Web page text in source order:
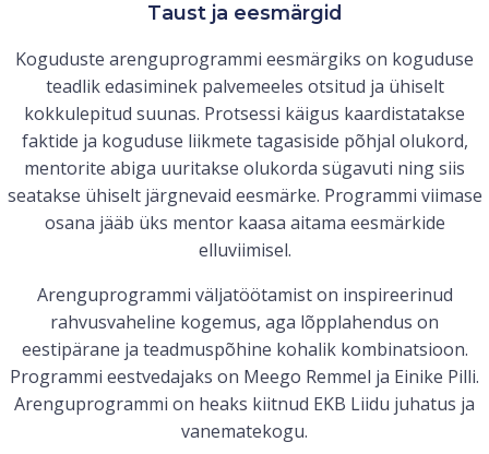
Taust ja eesmärgid
Koguduste arenguprogrammi eesmärgiks on koguduse
teadlik edasiminek palvemeeles otsitud ja ühiselt
kokkulepitud suunas. Protsessi käigus kaardistatakse
faktide ja koguduse liikmete tagasiside põhjal olukord,
mentorite abiga uuritakse olukorda sügavuti ning siis
seatakse ühiselt järgnevaid eesmärke. Programmi viimase
osana jääb üks mentor kaasa aitama eesmärkide
elluviimisel.
Arenguprogrammi väljatöötamist on inspireerinud
rahvusvaheline kogemus, aga lõpplahendus on
eestipärane ja teadmuspõhine kohalik kombinatsioon.
Programmi eestvedajaks on Meego Remmel ja Einike Pilli.
Arenguprogrammi on heaks kiitnud EKB Liidu juhatus ja
vanematekogu.